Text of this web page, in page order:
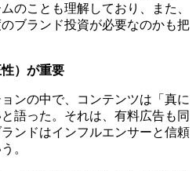
のことも理解しており、また、
ブランド投資が必要なのかも把
）が重要
ンの中で、コンテンツは「真に
語った。それは、有料広告も同
ンドはインフルエンサーと信頼
。